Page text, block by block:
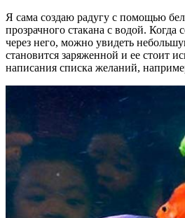
Я сама создаю радугу с помощью
прозрачного стакана с водой. Когда
через него, можно увидеть
становится заряженной и ее стоит
написания списка желаний,